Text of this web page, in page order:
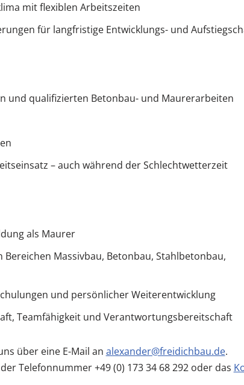
mit flexiblen Arbeitszeiten
für langfristige Entwicklungs- und
und qualifizierten Betonbau- und Maurerarbeiten
– auch während der Schlechtwetterzeit
als Maurer
Massivbau, Betonbau, Stahlbetonbau,
und persönlicher Weiterentwicklung
Teamfähigkeit und Verantwortungsbereitschaft
über eine E-Mail an alexander@freidichbau.de.
Telefonnummer +49 (0) 173 34 68 292 oder das